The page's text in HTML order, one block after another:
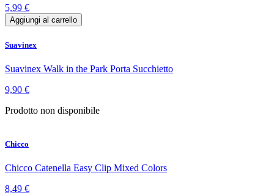
5,99 €
Aggiungi al carrello
Suavinex
Suavinex Walk in the Park Porta Succhietto
9,90 €
Prodotto non disponibile
Chicco
Chicco Catenella Easy Clip Mixed Colors
8,49 €